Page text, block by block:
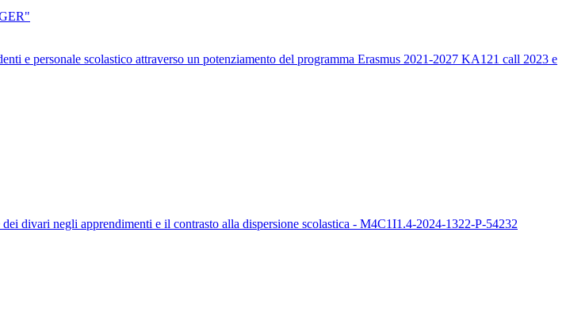
e personale scolastico attraverso un potenziamento del programma Erasmus 2021-2027 KA121 call 2023 e
divari negli apprendimenti e il contrasto alla dispersione scolastica - M4C1I1.4-2024-1322-P-54232